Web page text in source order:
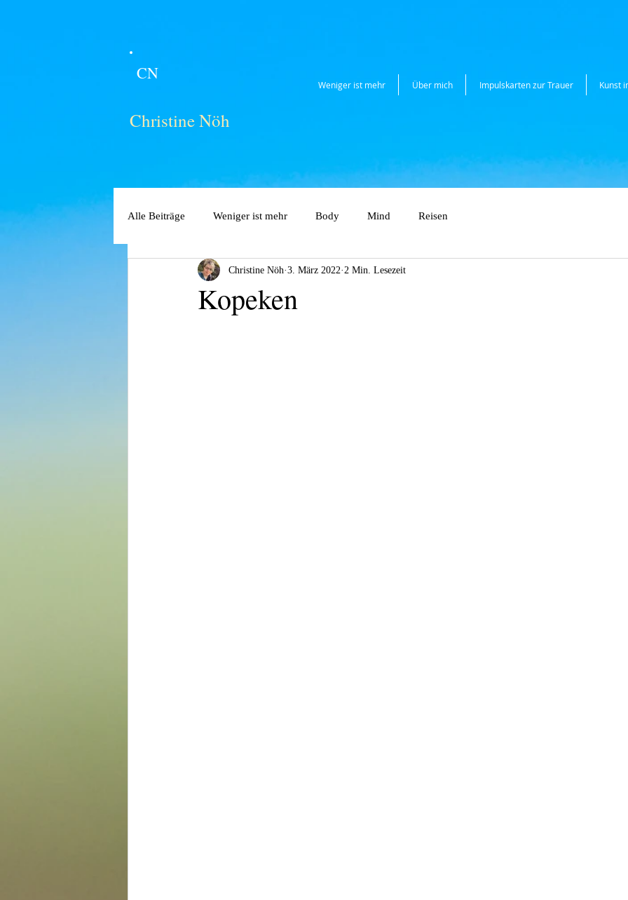
Weniger ist mehr Über mich Impulskarten zur Trauer Kunst
CN
Christine Nöh
Alle Beiträge Weniger ist mehr Body Mind Reisen
Kopeken
Christine Nöh 3. März 2022 2 Min. Lesezeit